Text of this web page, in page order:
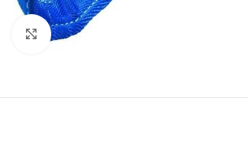
Klikni pro zvětšení